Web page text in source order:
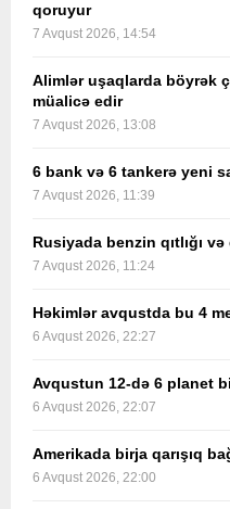
qoruyur
7 Avqust 2026, 14:54
Alimlər uşaqlarda böyrək
müalicə edir
7 Avqust 2026, 13:08
6 bank və 6 tankerə yeni
7 Avqust 2026, 11:39
Rusiyada benzin qıtlığı
7 Avqust 2026, 11:24
Həkimlər avqustda bu 4
6 Avqust 2026, 22:27
Avqustun 12-də 6 planet
6 Avqust 2026, 22:07
Amerikada birja qarışıq
6 Avqust 2026, 22:00